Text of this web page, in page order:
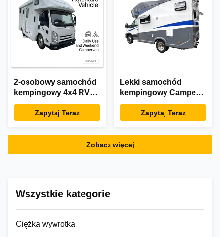
2-osobowy samochód
kempingowy 4x4 RV
Samochód
kempingowy
Zapytaj Teraz
Lekki samochód
kempingowy Camper
RV 2 4 5 osób
Zapytaj Teraz
Zobacz więcej
Wszystkie kategorie
Ciężka wywrotka